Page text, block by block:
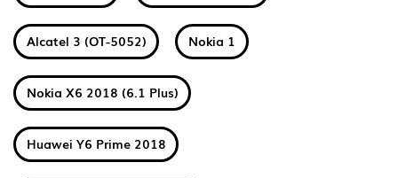
Alcatel 3 (OT-5052) Nokia 1
Nokia X6 2018 (6.1 Plus)
Huawei Y6 Prime 2018